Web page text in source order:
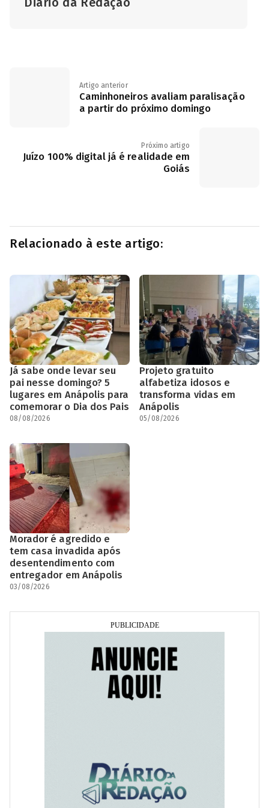
Artigo anterior
Caminhoneiros avaliam paralisação
a partir do próximo domingo
Próximo artigo
Juízo 100% digital já é realidade em
Goiás
Relacionado à este artigo:
Já sabe onde levar seu
pai nesse domingo? 5
lugares em Anápolis para
comemorar o Dia dos Pais
08/08/2026
Projeto gratuito
alfabetiza idosos e
transforma vidas em
Anápolis
05/08/2026
Morador é agredido e
tem casa invadida após
desentendimento com
entregador em Anápolis
03/08/2026